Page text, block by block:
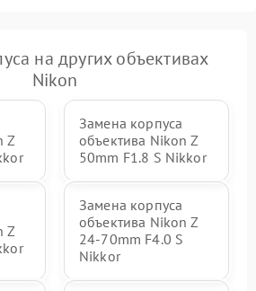
на других объективах
Nikon
Z
Замена корпуса
объектива Nikon Z
50mm F1.8 S Nikkor
Z
Замена корпуса
объектива Nikon Z
24-70mm F4.0 S
Nikkor